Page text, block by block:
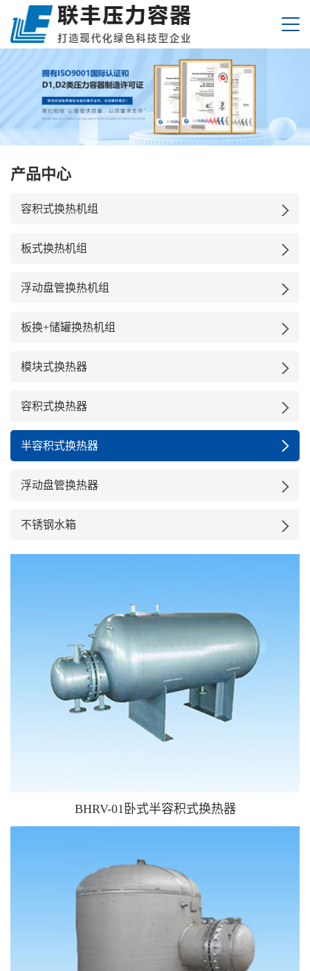
产品中心
容积式换热机组
板式换热机组
浮动盘管换热机组
板换+储罐换热机组
模块式换热器
容积式换热器
半容积式换热器
浮动盘管换热器
不锈钢水箱
BHRV-01卧式半容积式换热器